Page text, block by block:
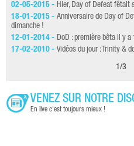
02-05-2015 - Hier, Day of Defeat fêtait
18-01-2015 - Anniversaire de Day of
dimanche !
12-01-2014 - DoD : première bêta il y a
17-02-2010 - Vidéos du jour : Trinity &
1/3
VENEZ SUR NOTRE
En live c'est toujours mieux !